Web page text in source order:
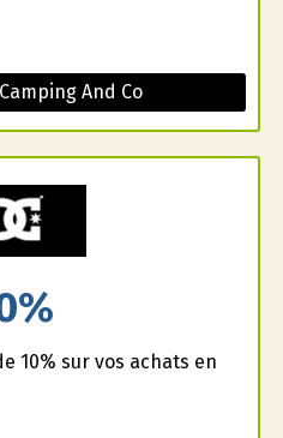
And Co
10% sur vos achats en